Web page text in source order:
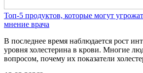
Топ-5 продуктов, которые могут
мнение врача
В последнее время наблюдается рост
уровня холестерина в крови. Многие
вопросом, почему их показатели